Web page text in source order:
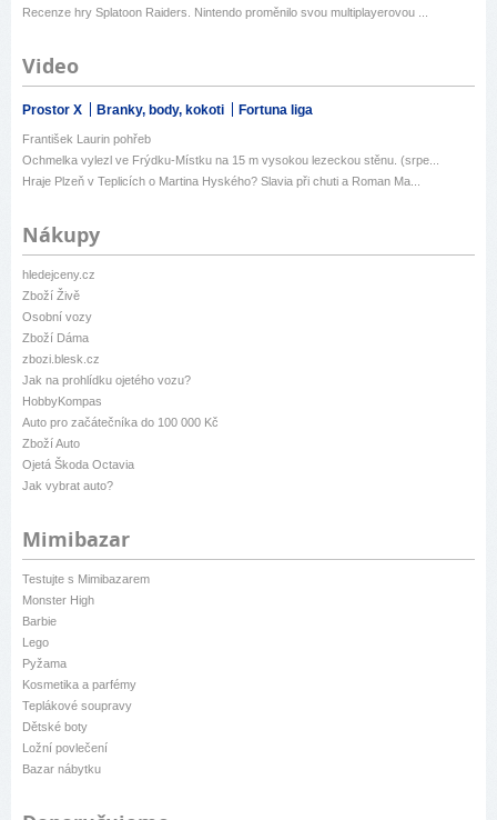
Recenze hry Splatoon Raiders. Nintendo proměnilo svou multiplayerovou ...
Video
Prostor X Branky, body, kokoti Fortuna liga
František Laurin pohřeb
Ochmelka vylezl ve Frýdku-Místku na 15 m vysokou lezeckou stěnu. (srpe...
Hraje Plzeň v Teplicích o Martina Hyského? Slavia při chuti a Roman Ma...
Nákupy
hledejceny.cz
Zboží Živě
Osobní vozy
Zboží Dáma
zbozi.blesk.cz
Jak na prohlídku ojetého vozu?
HobbyKompas
Auto pro začátečníka do 100 000 Kč
Zboží Auto
Ojetá Škoda Octavia
Jak vybrat auto?
Mimibazar
Testujte s Mimibazarem
Monster High
Barbie
Lego
Pyžama
Kosmetika a parfémy
Teplákové soupravy
Dětské boty
Ložní povlečení
Bazar nábytku